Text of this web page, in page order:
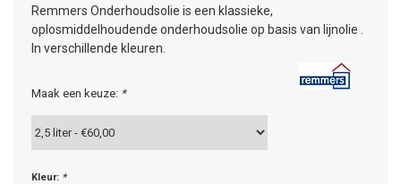
Remmers Onderhoudsolie is een klassieke,
oplosmiddelhoudende onderhoudsolie op basis van lijnolie .
In verschillende kleuren.
Maak een keuze: *
Kleur: *